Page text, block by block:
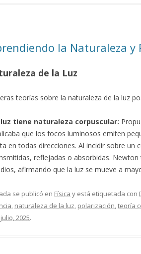
la Naturaleza y
de la Luz
teorías sobre la naturaleza de la luz
luz tiene naturaleza corpuscular:
que los focos luminosos emiten
en todas direcciones. Al incidir sobre un
reflejadas o absorbidas.
afirmando que la luz se mueve a
se publicó en Física y está etiquetada con
, naturaleza de la luz, polarización,teoría
julio, 2025.